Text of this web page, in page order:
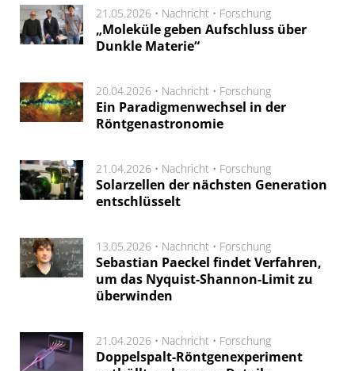
21.05.2026 • Nachricht • Forschung
„Moleküle geben Aufschluss über
Dunkle Materie“
20.04.2026 • Nachricht • Forschung
Ein Paradigmenwechsel in der
Röntgenastronomie
21.04.2026 • Nachricht • Forschung
Solarzellen der nächsten Generation
entschlüsselt
13.05.2026 • Nachricht • Forschung
Sebastian Paeckel findet Verfahren,
um das Nyquist-Shannon-Limit zu
überwinden
21.04.2026 • Nachricht • Forschung
Doppelspalt-Röntgenexperiment